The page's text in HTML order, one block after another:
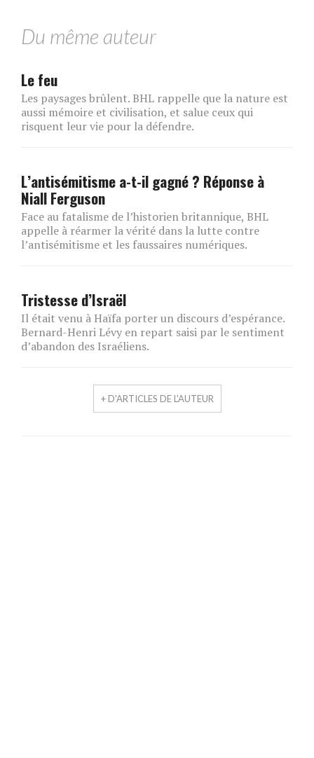
Du même auteur
Le feu
Les paysages brûlent. BHL rappelle que la nature est
aussi mémoire et civilisation, et salue ceux qui
risquent leur vie pour la défendre.
L’antisémitisme a-t-il gagné ? Réponse à
Niall Ferguson
Face au fatalisme de l’historien britannique, BHL
appelle à réarmer la vérité dans la lutte contre
l’antisémitisme et les faussaires numériques.
Tristesse d’Israël
Il était venu à Haïfa porter un discours d’espérance.
Bernard-Henri Lévy en repart saisi par le sentiment
d’abandon des Israéliens.
+ D'ARTICLES DE L'AUTEUR